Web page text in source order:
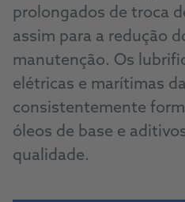
prolongados de troca
assim para a redução
manutenção. Os
elétricas e marítimas
consistentemente
óleos de base e
qualidade.